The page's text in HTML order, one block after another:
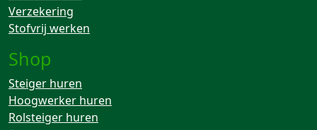
Verzekering
Stofvrij werken
Shop
Steiger huren
Hoogwerker huren
Rolsteiger huren